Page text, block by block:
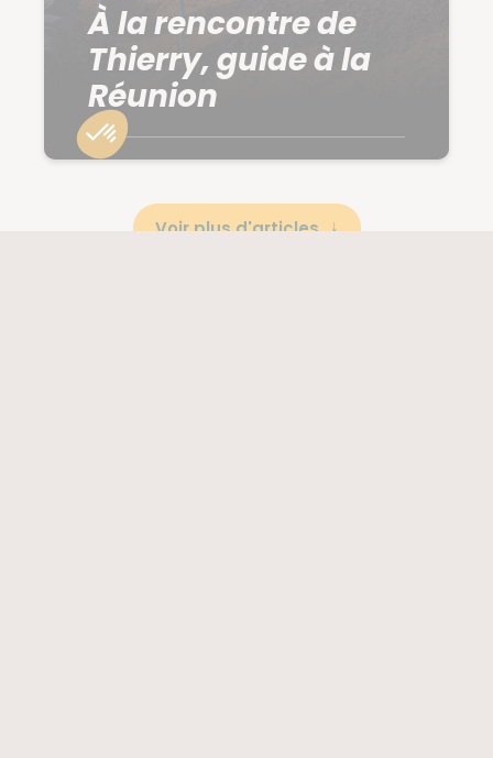
À la rencontre de
Thierry, guide à la
Réunion
Voir plus d'articles